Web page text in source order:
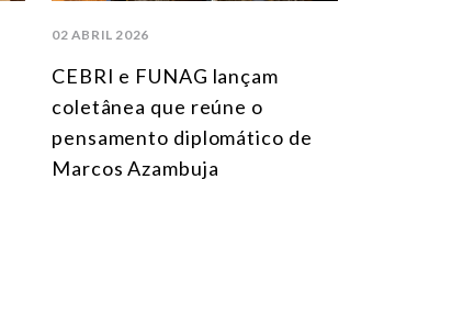
02 ABRIL 2026
CEBRI e FUNAG lançam
coletânea que reúne o
pensamento diplomático de
Marcos Azambuja